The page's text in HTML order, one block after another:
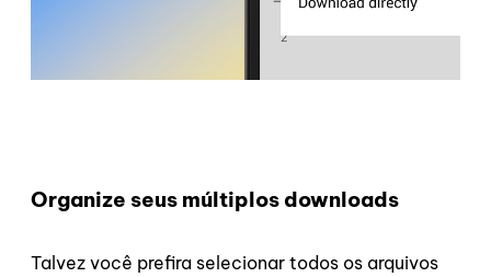
Organize seus múltiplos downloads
Talvez você prefira selecionar todos os arquivos